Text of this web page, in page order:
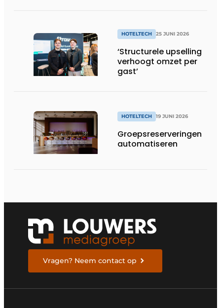
HOTELTECH 25 JUNI 2026
‘Structurele upselling
verhoogt omzet per
gast’
HOTELTECH 19 JUNI 2026
Groepsreserveringen
automatiseren
Vragen? Neem contact op